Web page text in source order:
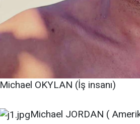
Michael OKYLAN (İş insanı)
Michael JORDAN (